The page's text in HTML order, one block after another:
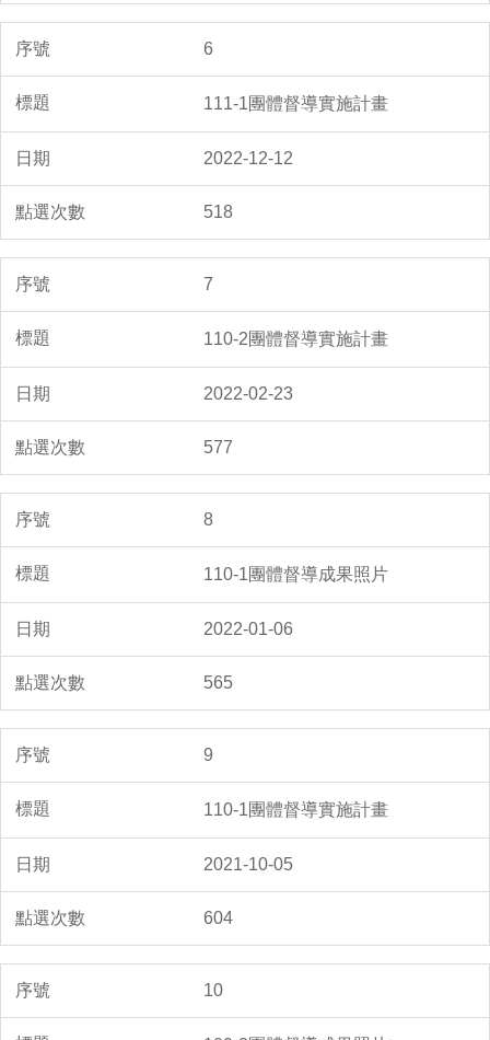
6
111-1團體督導實施計畫
2022-12-12
518
7
110-2團體督導實施計畫
2022-02-23
577
8
110-1團體督導成果照片
2022-01-06
565
9
110-1團體督導實施計畫
2021-10-05
604
10